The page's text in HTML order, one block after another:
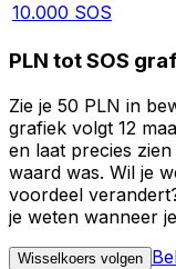
10.000 SOS
PLN tot SOS
Zie je 50 PLN in
grafiek volgt 12
en laat precies
waard was. Wil je
voordeel
je weten wanneer
Wisselkoers volgen